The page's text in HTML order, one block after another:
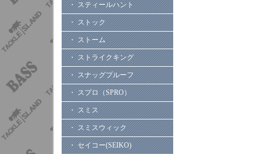
・ スティールハント
・ ストック
・ ストーム
・ ストライクキング
・ スナッグプルーフ
・ スプロ（SPRO）
・ スミス
・ スミスウィック
・ セイコー(SEIKO)